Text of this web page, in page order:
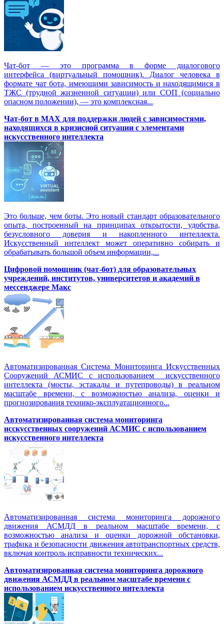
Чат-бот — это программа в форме диалогового
интерфейса (виртуальный помощник). Диалог человека в
формате чат бота, имеющими зависимость и находящимися в
ТЖС (трудной жизненной ситуации) или СОП (социально
опасном положении), — это комплексная...
Чат-бот в MAX для поддержки людей с зависимостями,
находящихся в кризисной ситуации с элементами
искусственного интеллекта
Это больше, чем боты. Это новый стандарт образовательного
опыта, построенный на принципах открытости, удобства,
безусловного доверия и накопленного интеллекта.
Искусственный интеллект может оперативно собирать и
обрабатывать большой объем информации,...
Цифровой помощник (чат-бот) для образовательных
учреждений, институтов, университетов и академий в
мессенджере Макс
Автоматизированная Система Мониторинга Искусственных
Сооружений АСМИС с использованием искусственного
интеллекта (мосты, эстакады и путепроводы) в реальном
масштабе времени, с возможностью анализа, оценки и
прогнозирования технико-эксплуатационного...
Автоматизированная система мониторинга
исскусственных сооружений АСМИС с использованием
искусственного интеллекта
Автоматизированная система мониторинга дорожного
движения АСМДД в реальном масштабе времени, с
возможностью анализа и оценки дорожной обстановки,
трафика и безопасности движения автотранспортных средств,
включая контроль исправности технических...
Автоматизированная cистема мониторинга дорожного
движения АСМДД в реальном масштабе времени с
использованием искусственного интеллекта